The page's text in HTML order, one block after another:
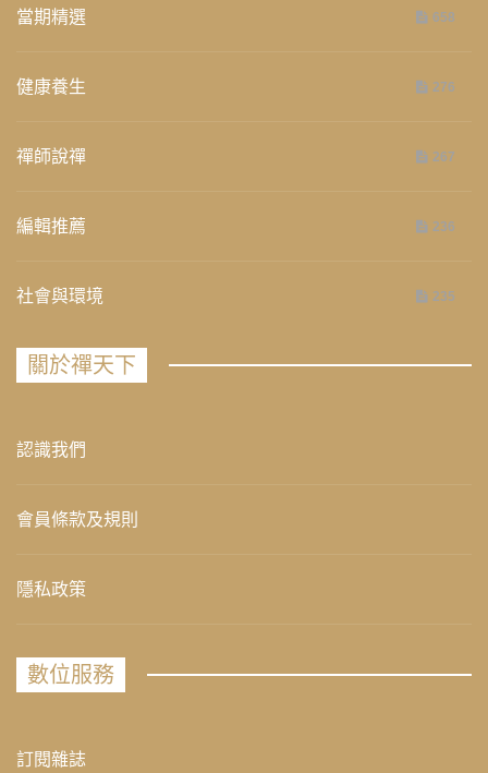
當期精選 658
健康養生 276
禪師說禪 267
編輯推薦 236
社會與環境 235
關於禪天下
認識我們
會員條款及規則
隱私政策
數位服務
訂閱雜誌